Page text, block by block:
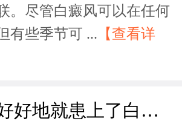
。尽管白癜风可以在任何
有些季节可 ... 【查看详
儿童怎么好好地就患上了白癜风?